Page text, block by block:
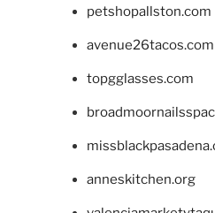
petshopallston.com
avenue26tacos.com
topgglasses.com
anneskitchen.org